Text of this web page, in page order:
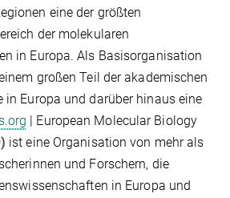
eine der größten
der molekularen
in Europa. Als Basisorganisation
großen Teil der akademischen
in Europa und darüber hinaus eine
| European Molecular Biology
ist eine Organisation von mehr als
und Forschern, die
in Europa und